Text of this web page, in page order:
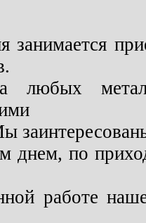
занимается
любых
днем, по
работе